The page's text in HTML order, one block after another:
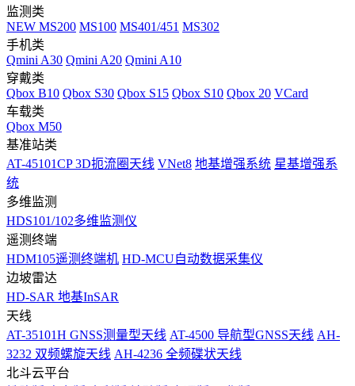
监测类
NEW MS200 MS100 MS401/451 MS302
手机类
Qmini A30 Qmini A20 Qmini A10
穿戴类
Qbox B10 Qbox S30 Qbox S15 Qbox S10 Qbox 20 VCard
车载类
Qbox M50
基准站类
AT-45101CP 3D扼流圈天线 VNet8 地基增强系统 星基增强系
统
多维监测
HDS101/102多维监测仪
遥测终端
HDM105遥测终端机 HD-MCU自动数据采集仪
边坡雷达
HD-SAR 地基InSAR
天线
AT-35101H GNSS测量型天线 AT-4500 导航型GNSS天线 AH-
3232 双频螺旋天线 AH-4236 全频碟状天线
北斗云平台